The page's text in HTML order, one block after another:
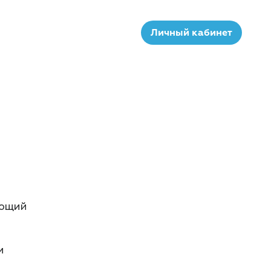
Личный кабинет